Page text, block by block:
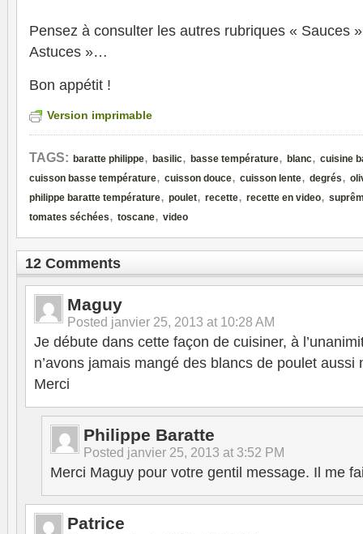
Pensez à consulter les autres rubriques « Sauces
Astuces »…
Bon appétit !
Version imprimable
TAGS: baratte philippe, basilic, basse température, blanc, cuisine
cuisson basse température, cuisson douce, cuisson lente, degrés,
philippe baratte température, poulet, recette, recette en video,
tomates séchées, toscane, video
12 Comments
Maguy
Posted janvier 25, 2013 at 10:28 AM
Je débute dans cette façon de cuisiner, à
n’avons jamais mangé des blancs de poulet aussi
Merci
Philippe Baratte
Posted janvier 25, 2013 at 3:52 PM
Merci Maguy pour votre gentil message. Il me
Patrice